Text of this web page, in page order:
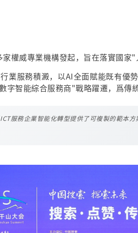
權威專業機構發起，旨在落實國家
業服務積澱，以AI全面賦能既有
字智能綜合服務商"戰略躍遷，爲傳
服務企業智能化轉型提供了可複製的範本